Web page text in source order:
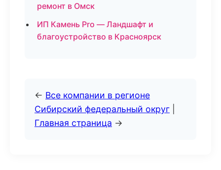
ремонт в Омск
ИП Камень Pro — Ландшафт и
благоустройство в Красноярск
← Все компании в регионе
Сибирский федеральный округ
Главная страница →